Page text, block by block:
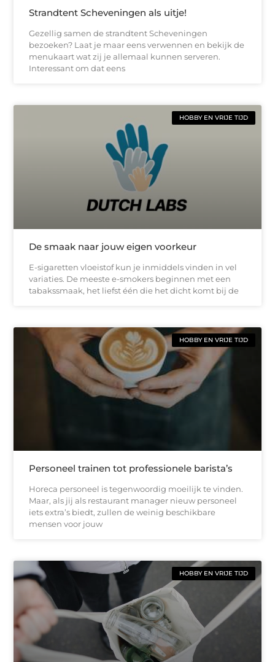
Strandtent Scheveningen als uitje!
Gezellig samen de strandtent Scheveningen
bezoeken? Laat je maar eens verwennen en bekijk de
menukaart wat zij je allemaal kunnen serveren.
Interessant om dat eens
HOBBY EN VRIJE TIJD
De smaak naar jouw eigen voorkeur
E-sigaretten vloeistof kun je inmiddels vinden in vel
variaties. De meeste e-smokers beginnen met een
tabakssmaak, het liefst één die het dicht komt bij de
HOBBY EN VRIJE TIJD
Personeel trainen tot professionele barista’s
Horeca personeel is tegenwoordig moeilijk te vinden.
Maar, als jij als restaurant manager nieuw personeel
iets extra’s biedt, zullen de weinig beschikbare
mensen voor jouw
HOBBY EN VRIJE TIJD